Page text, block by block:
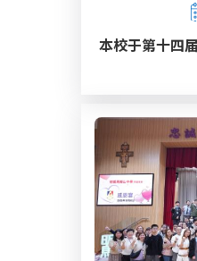
本校于第十四